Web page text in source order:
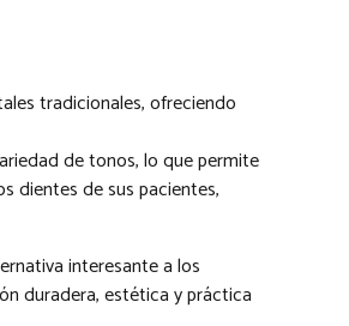
tradicionales, ofreciendo
de tonos, lo que permite
dientes de sus pacientes,
interesante a los
duradera, estética y práctica